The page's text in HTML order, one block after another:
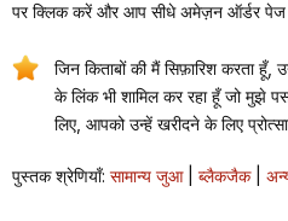
पर क्लिक करें और आप सीधे अमेज़न ऑर्डर पेज
जिन किताबों की मैं सिफ़ारिश करता हूँ,
के लिंक भी शामिल कर रहा हूँ जो मुझे
लिए, आपको उन्हें खरीदने के लिए
पुस्तक श्रेणियाँ: सामान्य जुआ| ब्लैकजैक|